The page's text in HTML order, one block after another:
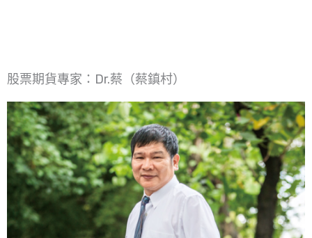
股票期貨專家：Dr.蔡（蔡鎮村）